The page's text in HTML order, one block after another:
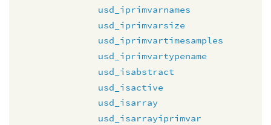
usd_iprimvarnames
usd_iprimvarsize
usd_iprimvartimesamples
usd_iprimvartypename
usd_isabstract
usd_isactive
usd_isarray
usd_isarrayiprimvar